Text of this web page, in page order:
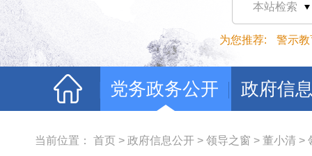
本站检索
为您推荐: 警示教
党务政务公开 政府信
当前位置： 首页 > 政府信息公开 > 领导之窗 > 董小清 >